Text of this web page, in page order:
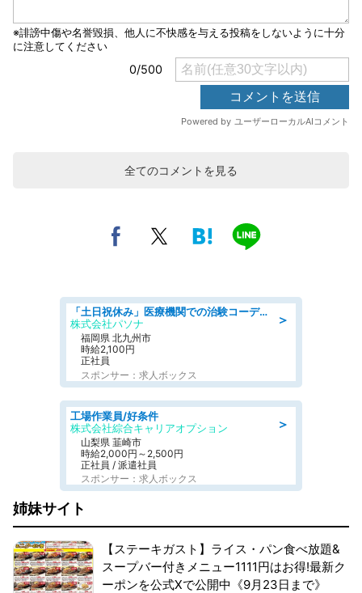
全てのコメントを見る
＞
「土日祝休み」医療機関での治験コーディネーターのお仕事/看護師
株式会社パソナ
福岡県 北九州市
時給2,100円
正社員
スポンサー：求人ボックス
＞
工場作業員/好条件
株式会社綜合キャリアオプション
山梨県 韮崎市
時給2,000円～2,500円
正社員 / 派遣社員
スポンサー：求人ボックス
姉妹サイト
【ステーキガスト】ライス・パン食べ放題&
スープバー付きメニュー1111円はお得!最新ク
ーポンを公式Xで公開中《9月23日まで》